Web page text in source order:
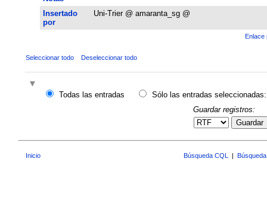
Insertado
por
Uni-Trier @ amaranta_sg @
Enlace
Seleccionar todo Deseleccionar todo
Todas las entradas
Sólo las entradas seleccionadas:
Guardar registros:
Guardar
Inicio Búsqueda CQL